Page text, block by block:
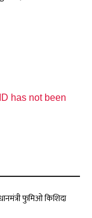
has not been
फुमिओ किशिदा